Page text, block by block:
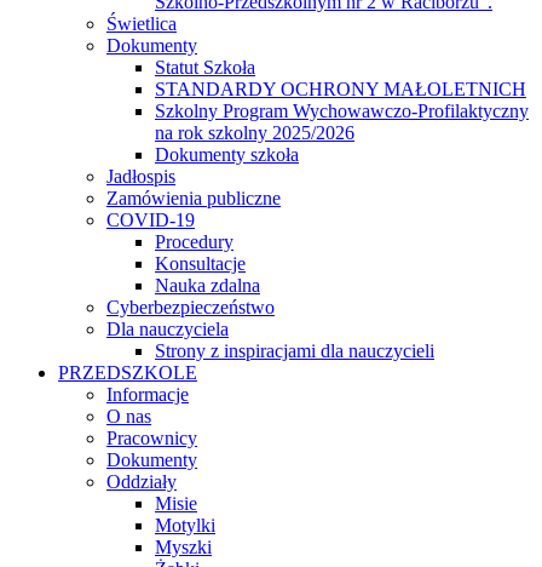
Świetlica
Dokumenty
Statut Szkoła
STANDARDY OCHRONY MAŁOLETNICH
Szkolny Program Wychowawczo-Profilaktyczny
na rok szkolny 2025/2026
Dokumenty szkoła
Jadłospis
Zamówienia publiczne
COVID-19
Procedury
Konsultacje
Nauka zdalna
Cyberbezpieczeństwo
Dla nauczyciela
Strony z inspiracjami dla nauczycieli
PRZEDSZKOLE
Informacje
O nas
Pracownicy
Dokumenty
Oddziały
Misie
Motylki
Myszki